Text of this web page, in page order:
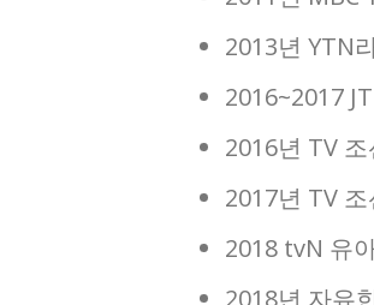
2013년 YTN
2016~2017
2016년 TV
2017년 TV
2018 tvN 유
2018년 자유